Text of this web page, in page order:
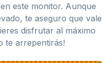
este monitor. Aunque
te aseguro que vale
disfrutar al máximo
te arrepentirás!